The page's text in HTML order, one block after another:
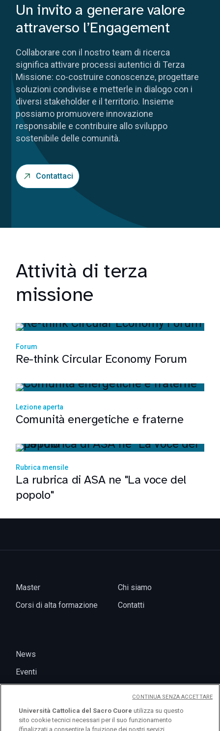
Un invito a generare valore
attraverso l’Engagement
Collaborare con il nostro team di ricerca
significa attivare processi autentici di Terza
Missione: co-costruire conoscenze, progettare
soluzioni condivise e metterle in dialogo con i
diversi stakeholder e il territorio. Insieme
possiamo promuovere innovazione
responsabile e contribuire allo sviluppo
sostenibile delle comunità.
Contattaci
Attività di terza
missione
Forum
Re-think Circular Economy Forum
Lezione aperta
Comunità energetiche e fraterne
Rubrica mensile
La rubrica di ASA ne "La voce del
popolo"
Master
Corsi di alta formazione
Chi siamo
Contatti
News
Eventi
Università Cattolica del Sacro Cuore utilizza su questo
sito cookie tecnici necessari per il suo funzionamento
(finalizzati a consentire la fruizione dei nostri servizi,
CONTINUA SENZA ACCETTARE